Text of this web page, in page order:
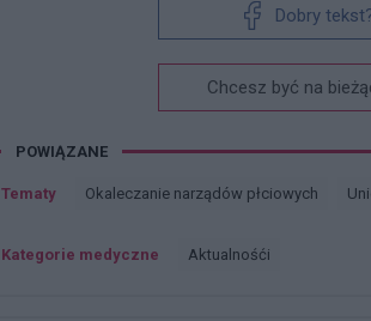
Dobry
Chcesz być na
POWIĄZANE
Tematy Okaleczanie narządów płciowych
Kategorie medyczne Aktualnośći